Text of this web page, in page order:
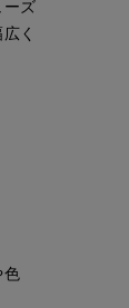
ーズ
く
色